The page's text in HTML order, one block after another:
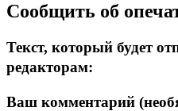
Сообщить об
Текст, который будет
редакторам:
Ваш комментарий